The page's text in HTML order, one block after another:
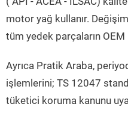
motor yağ kullanır.
tüm yedek parçaların
Ayrıca Pratik Araba,
işlemlerini; TS 12047
tüketici koruma kanunu